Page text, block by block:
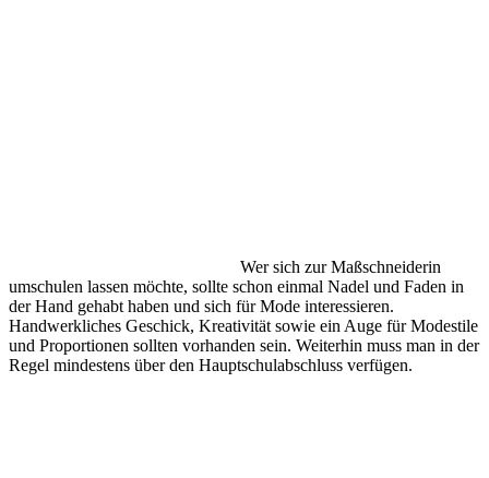
Wer sich zur Maßschneiderin
umschulen lassen möchte, sollte schon einmal Nadel und Faden in
der Hand gehabt haben und sich für Mode interessieren.
Handwerkliches Geschick, Kreativität sowie ein Auge für Modestile
und Proportionen sollten vorhanden sein. Weiterhin muss man in der
Regel mindestens über den Hauptschulabschluss verfügen.